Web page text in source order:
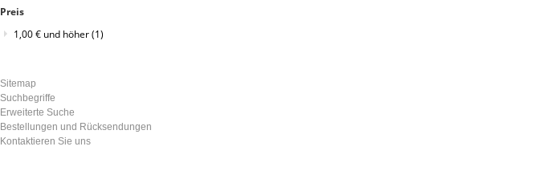
Preis
1,00 € und höher(1)
Sitemap
Suchbegriffe
Erweiterte Suche
Bestellungen und Rücksendungen
Kontaktieren Sie uns